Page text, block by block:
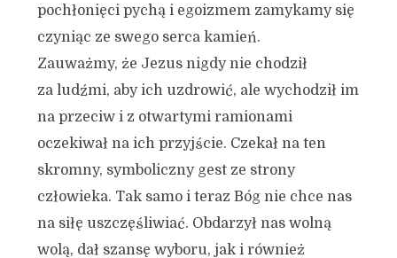
pochłonięci pychą i egoizmem zamykamy się
czyniąc ze swego serca kamień.
Zauważmy, że Jezus nigdy nie chodził
za ludźmi, aby ich uzdrowić, ale wychodził im
na przeciw i z otwartymi ramionami
oczekiwał na ich przyjście. Czekał na ten
skromny, symboliczny gest ze strony
człowieka. Tak samo i teraz Bóg nie chce nas
na siłę uszczęśliwiać. Obdarzył nas wolną
wolą, dał szansę wyboru, jak i również